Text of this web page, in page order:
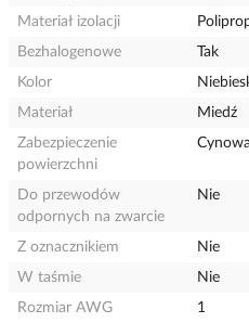
Materiał izolacji
Bezhalogenowe
Tak
Kolor
Materiał
Miedź
Zabezpieczenie
powierzchni
Do przewodów
odpornych na zwarcie
Nie
Z oznacznikiem
Nie
W taśmie
Nie
Rozmiar AWG
1